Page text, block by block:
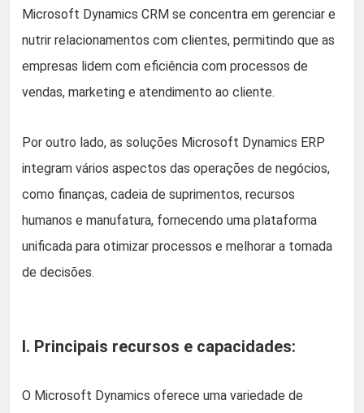
Microsoft Dynamics CRM se concentra em gerenciar e
nutrir relacionamentos com clientes, permitindo que as
empresas lidem com eficiência com processos de
vendas, marketing e atendimento ao cliente.
Por outro lado, as soluções Microsoft Dynamics ERP
integram vários aspectos das operações de negócios,
como finanças, cadeia de suprimentos, recursos
humanos e manufatura, fornecendo uma plataforma
unificada para otimizar processos e melhorar a tomada
de decisões.
I. Principais recursos e capacidades:
O Microsoft Dynamics oferece uma variedade de